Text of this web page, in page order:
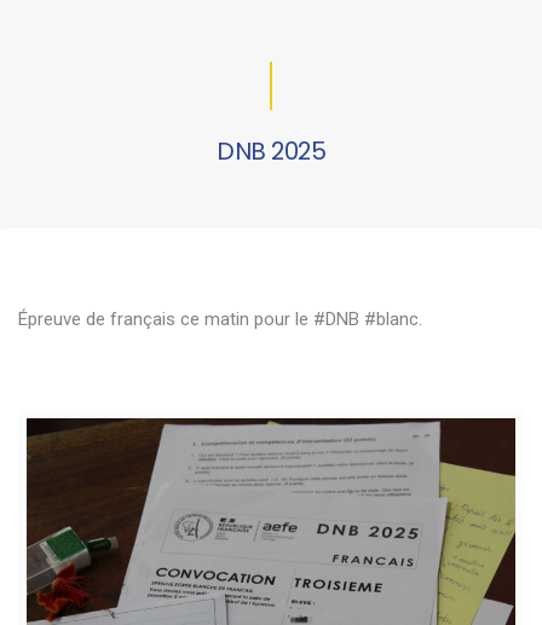
DNB 2025
Épreuve de français ce matin pour le #DNB #blanc.